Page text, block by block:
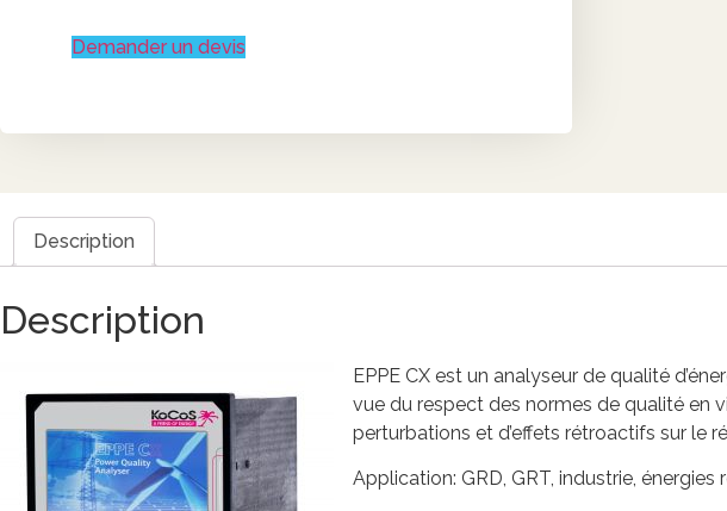
Demander un devis
Description
Description
EPPE CX est un analyseur de qualité
vue du respect des normes de qualité en
perturbations et d’effets rétroactifs sur le
Application: GRD, GRT, industrie, énergies